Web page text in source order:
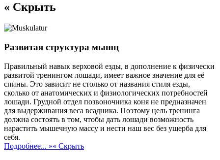
« Скрыть
Развитая структура мышц
Правильный навык верховой езды, в дополнение к физически
развитой тренингом лошади, имеет важное значение для её
спины. Это зависит не столько от названия стиля езды,
сколько от анатомических и физиологических потребностей
лошади. Грудной отдел позвоночника коня не предназначен
для выдерживания веса всадника. Поэтому цель тренинга
должна состоять в том, чтобы дать лошади возможность
нарастить мышечную массу и нести наш вес без ущерба для
себя.
Подробнее... »« Скрыть